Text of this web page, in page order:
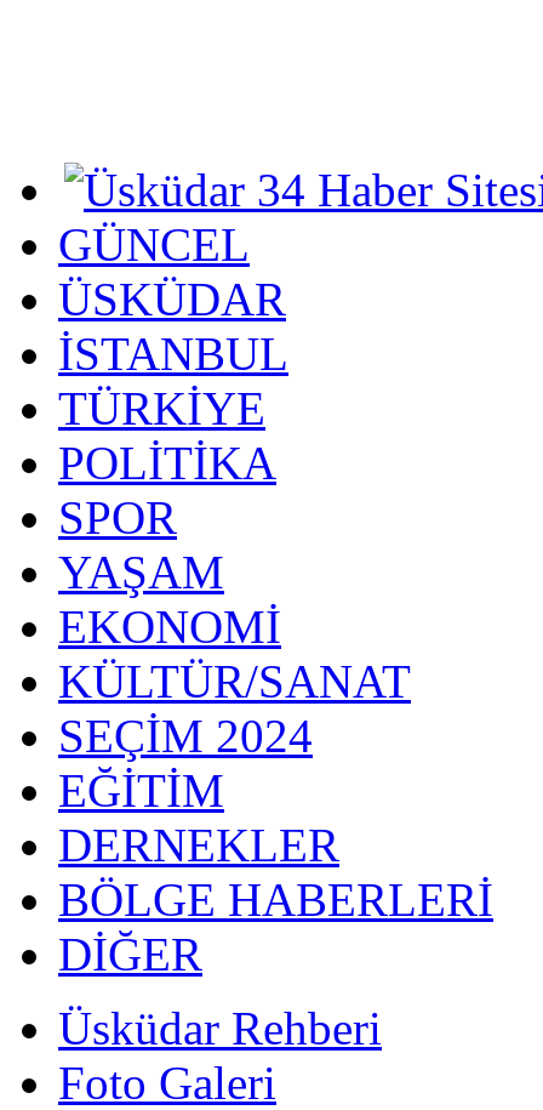
GÜNCEL
ÜSKÜDAR
İSTANBUL
TÜRKİYE
POLİTİKA
SPOR
YAŞAM
EKONOMİ
KÜLTÜR/SANAT
SEÇİM 2024
EĞİTİM
DERNEKLER
BÖLGE HABERLERİ
DİĞER
Üsküdar Rehberi
Foto Galeri